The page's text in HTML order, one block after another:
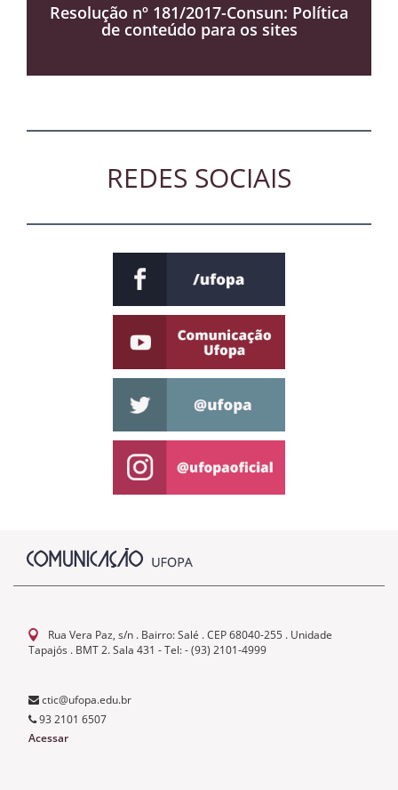
Resolução nº 181/2017-Consun: Política
de conteúdo para os sites
REDES SOCIAIS
Rua Vera Paz, s/n . Bairro: Salé . CEP 68040-255 . Unidade
Tapajós . BMT 2. Sala 431 - Tel: - (93) 2101-4999
ctic@ufopa.edu.br
93 2101 6507
Acessar